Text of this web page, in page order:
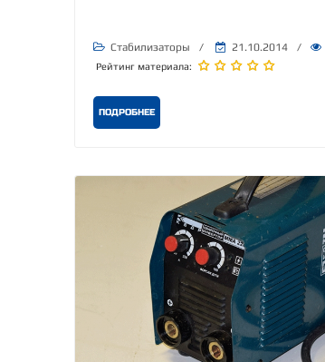
Стабилизаторы / 21.10.2014 /
Рейтинг материала:
ПОДРОБНЕЕ